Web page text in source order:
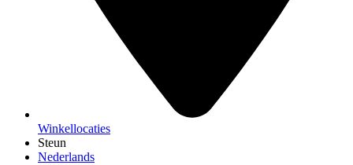
Winkellocaties
Steun
Nederlands